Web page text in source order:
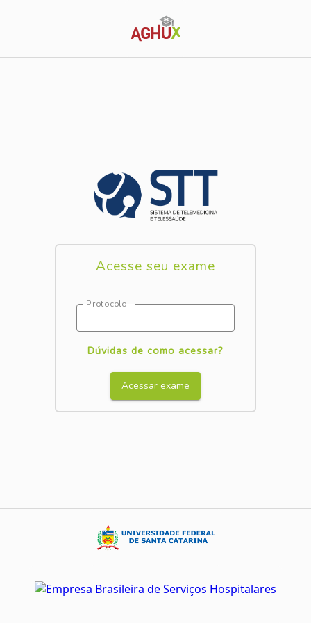
Acesse seu exame
Protocolo
Dúvidas de como acessar?
Acessar exame